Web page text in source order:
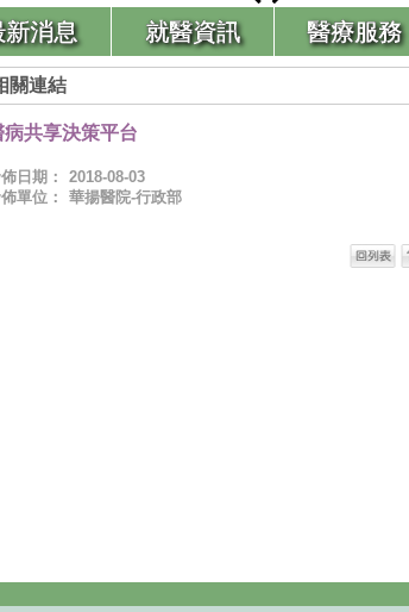
新消息 就醫資訊 醫療服務
關連結
病共享決策平台
日期：
2018-08-03
單位：
華揚醫院-行政部